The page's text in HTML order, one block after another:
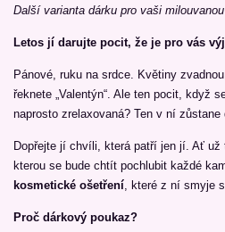
Další varianta dárku pro vaši milouvanou
Letos jí darujte pocit, že je pro vás
Pánové, ruku na srdce. Květiny
řeknete „Valentýn“. Ale ten pocit, když
naprosto zrelaxovaná? Ten v ní zůstane
Dopřejte jí chvíli, která patří jen jí. Ať už
kterou se bude chtít pochlubit každé
kosmetické ošetření , které z ní smyje
Proč dárkový poukaz?